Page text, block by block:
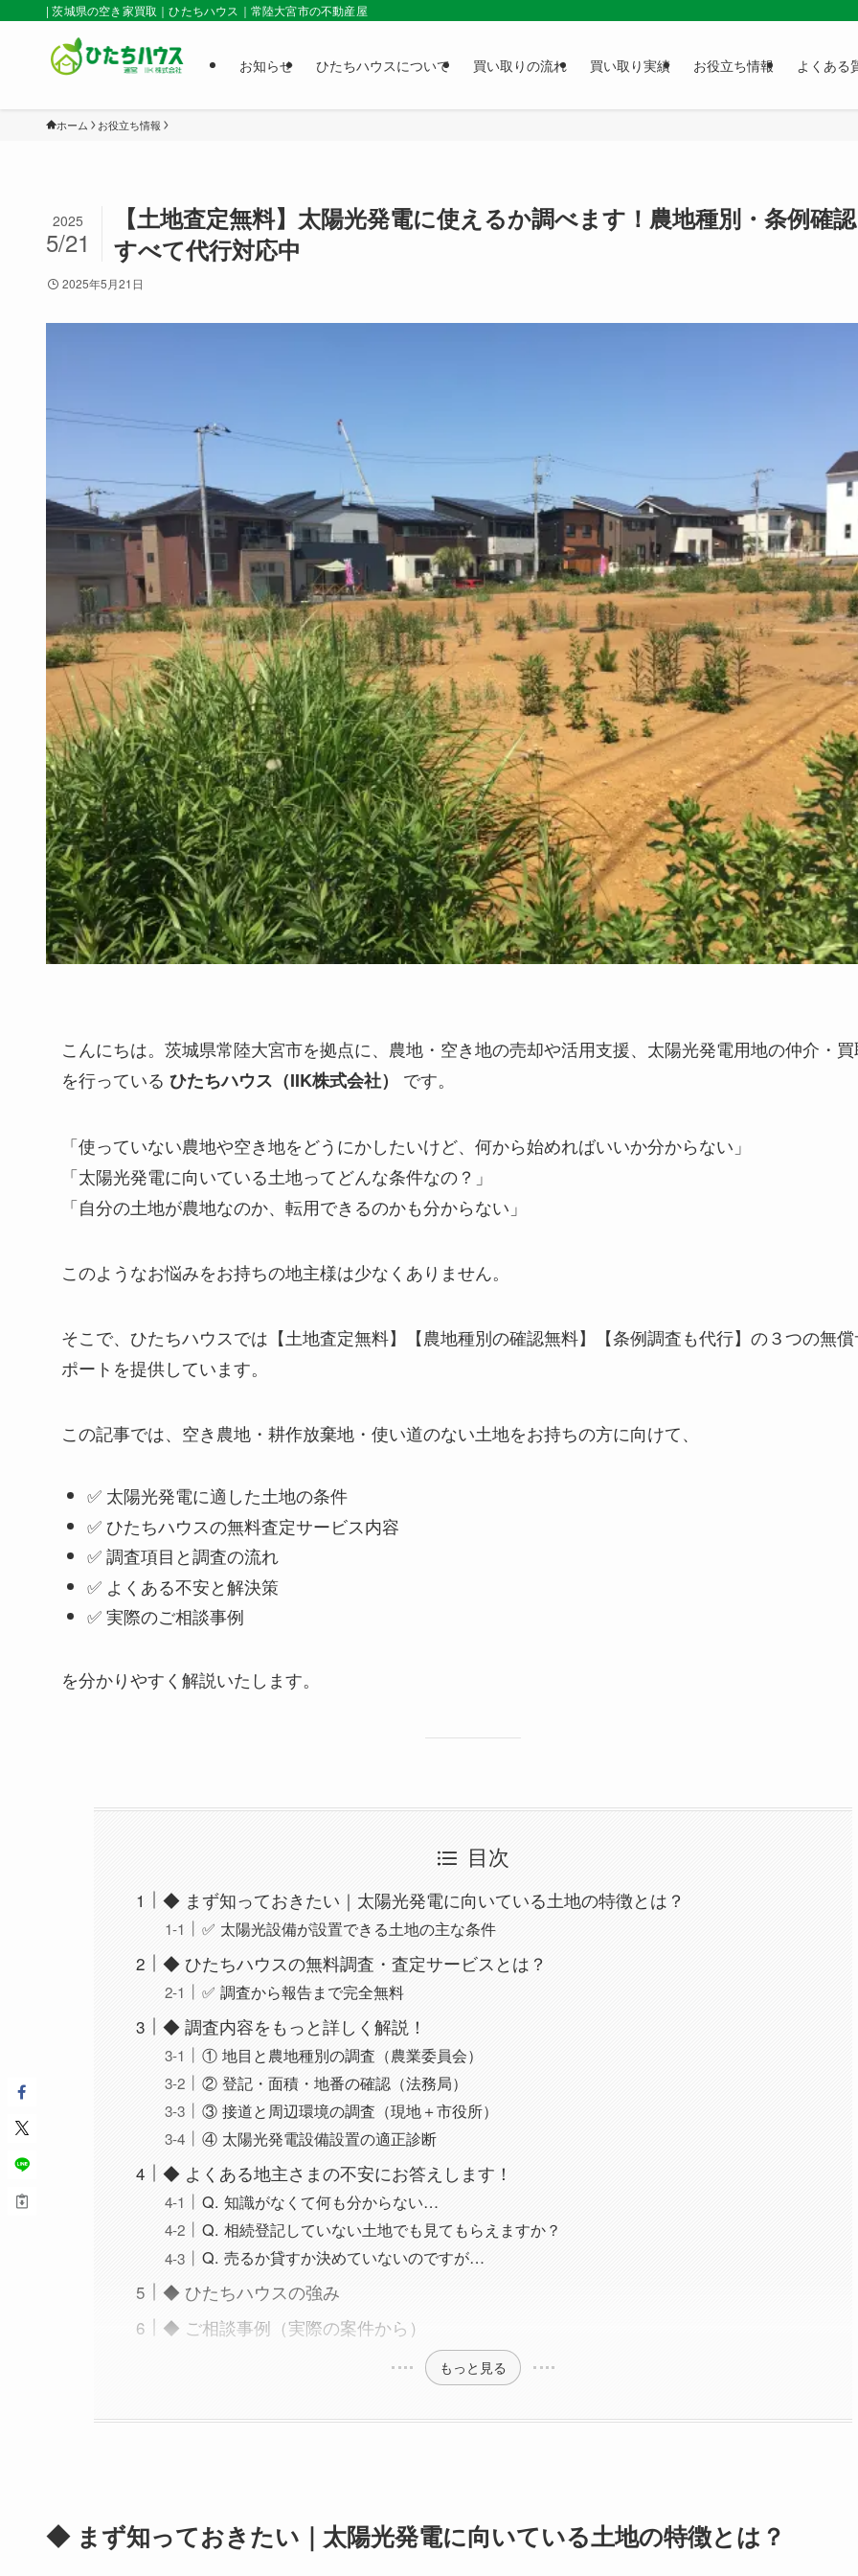
| 茨城県の空き家買取｜ひたちハウス｜常陸大宮市の不動産屋
お知らせ ひたちハウスについて 買い取りの流れ 買い取り実績 お役立ち情報 よくある
ホーム お役立ち情報
【土地査定無料】太陽光発電に使えるか調べます！農地種別・条例確
すべて代行対応中
2025
5/21
2025年5月21日
こんにちは。茨城県常陸大宮市を拠点に、農地・空き地の売却や活用支援、太陽光発電用地の仲介・買
を行っている ひたちハウス（IIK株式会社） です。
「使っていない農地や空き地をどうにかしたいけど、何から始めればいいか分からない」
「太陽光発電に向いている土地ってどんな条件なの？」
「自分の土地が農地なのか、転用できるのかも分からない」
このようなお悩みをお持ちの地主様は少なくありません。
そこで、ひたちハウスでは【土地査定無料】【農地種別の確認無料】【条例調査も代行】の３つの無償
ポートを提供しています。
この記事では、空き農地・耕作放棄地・使い道のない土地をお持ちの方に向けて、
✅ 太陽光発電に適した土地の条件
✅ ひたちハウスの無料査定サービス内容
✅ 調査項目と調査の流れ
✅ よくある不安と解決策
✅ 実際のご相談事例
を分かりやすく解説いたします。
目次
◆ まず知っておきたい｜太陽光発電に向いている土地の特徴とは？
✅ 太陽光設備が設置できる土地の主な条件
◆ ひたちハウスの無料調査・査定サービスとは？
✅ 調査から報告まで完全無料
◆ 調査内容をもっと詳しく解説！
① 地目と農地種別の調査（農業委員会）
② 登記・面積・地番の確認（法務局）
③ 接道と周辺環境の調査（現地＋市役所）
④ 太陽光発電設備設置の適正診断
◆ よくある地主さまの不安にお答えします！
Q. 知識がなくて何も分からない…
Q. 相続登記していない土地でも見てもらえますか？
Q. 売るか貸すか決めていないのですが…
◆ ひたちハウスの強み
◆ ご相談事例（実際の案件から）
もっと見る
◆ まず知っておきたい｜太陽光発電に向いている土地の特徴とは？